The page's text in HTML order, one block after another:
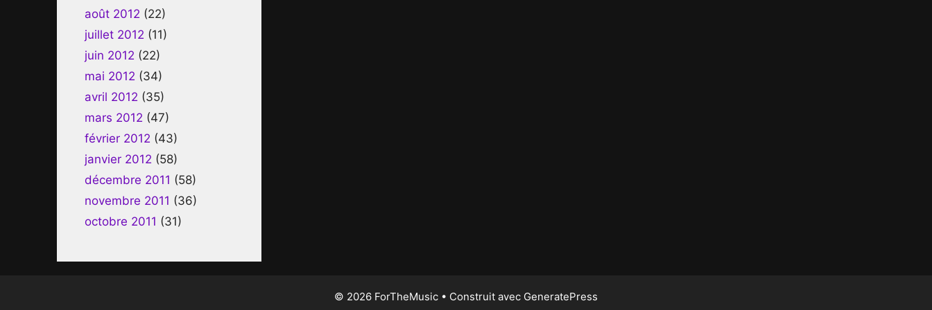
août 2012 (22)
juillet 2012 (11)
juin 2012 (22)
mai 2012 (34)
avril 2012 (35)
mars 2012 (47)
février 2012 (43)
janvier 2012 (58)
décembre 2011 (58)
novembre 2011 (36)
octobre 2011 (31)
© 2026 ForTheMusic • Construit avec GeneratePress